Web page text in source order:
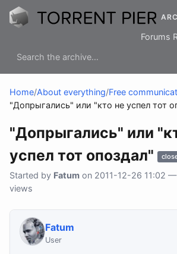
Forums
Home/About everything/Free
"Допрыгались" или "кто не успел тот
"Допрыгались" или
успел тот опоздал"
Started by Fatum on 2011-12-26 11:02
views
Fatum
User